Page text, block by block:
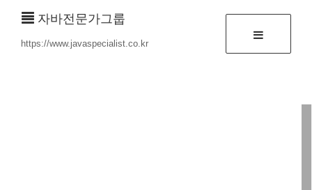
자바전문가그룹
https://www.javaspecialist.co.kr